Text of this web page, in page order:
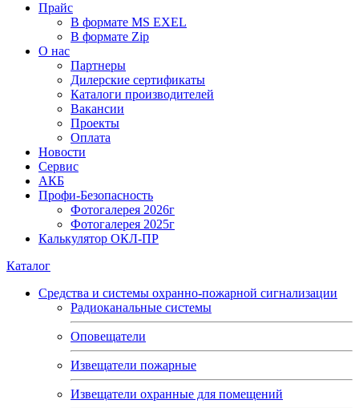
Прайс
В формате MS EXEL
В формате Zip
О нас
Партнеры
Дилерские сертификаты
Каталоги производителей
Вакансии
Проекты
Оплата
Новости
Сервис
АКБ
Профи-Безопасность
Фотогалерея 2026г
Фотогалерея 2025г
Калькулятор ОКЛ-ПР
Каталог
Средства и системы охранно-пожарной сигнализации
Радиоканальные системы
Оповещатели
Извещатели пожарные
Извещатели охранные для помещений